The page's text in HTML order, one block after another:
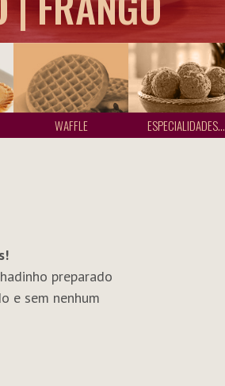
WAFFLE ESPECIALIDADES...
preparado
e sem nenhum